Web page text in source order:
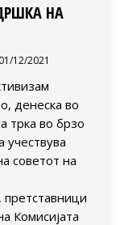
НА
01/12/2021
денеска во
трка во брзо
советот на
Комисијата